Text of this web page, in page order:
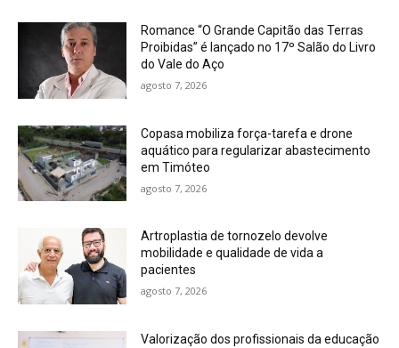
Romance “O Grande Capitão das Terras
Proibidas” é lançado no 17º Salão do Livro
do Vale do Aço
agosto 7, 2026
Copasa mobiliza força-tarefa e drone
aquático para regularizar abastecimento
em Timóteo
agosto 7, 2026
Artroplastia de tornozelo devolve
mobilidade e qualidade de vida a
pacientes
agosto 7, 2026
Valorização dos profissionais da educação